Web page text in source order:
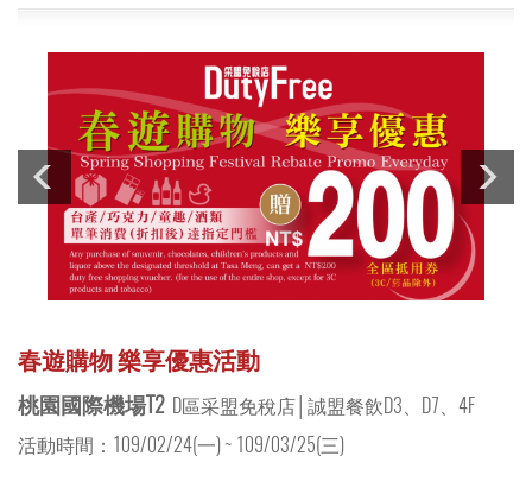
春遊購物 樂享優惠活動
桃園國際機場T2 D區采盟免稅店│誠盟餐飲D3、D7、4F
活動時間：109/02/24(一) ~ 109/03/25(三)